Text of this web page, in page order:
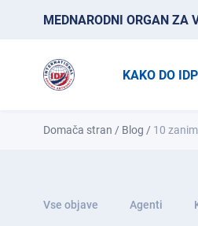
MEDNARODNI ORGAN ZA
KAKO DO
Domača stran / Blog / 10
Vse objave Agenti